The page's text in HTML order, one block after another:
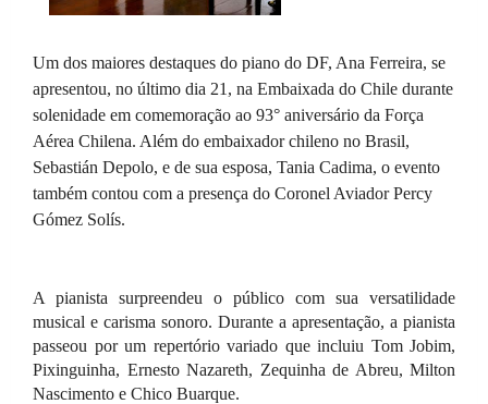
Um dos maiores destaques do piano do DF, Ana Ferreira, se
apresentou, no último dia 21, na Embaixada do Chile durante
solenidade em comemoração ao 93° aniversário da Força
Aérea Chilena. Além do embaixador chileno no Brasil,
Sebastián Depolo, e de sua esposa, Tania Cadima, o evento
também contou com a presença do Coronel Aviador Percy
Gómez Solís.
A pianista surpreendeu o público com sua versatilidade
musical e carisma sonoro. Durante a apresentação, a pianista
passeou por um repertório variado que incluiu Tom Jobim,
Pixinguinha, Ernesto Nazareth, Zequinha de Abreu, Milton
Nascimento e Chico Buarque.